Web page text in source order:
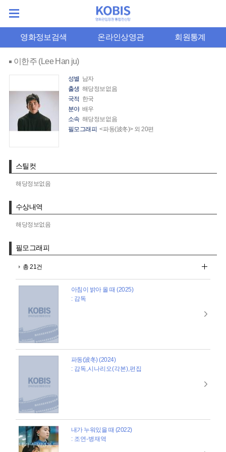
영화정보검색 온라인상영관 회원통계
이한주 (Lee Han ju)
성별 남자
출생 해당정보없음
국적 한국
분야 배우
소속 해당정보없음
필모그래피 <파동(波冬)> 외 20편
스틸컷
해당정보없음
수상내역
해당정보없음
필모그래피
총 21건
아침이 밝아 올 때 (2025)
: 감독
파동(波冬) (2024)
: 감독,시나리오(각본),편집
내가 누워있을 때 (2022)
: 조연-병재역